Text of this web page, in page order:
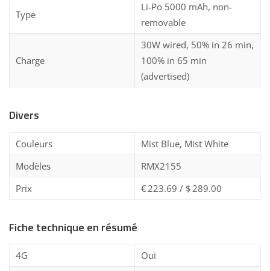
Type
Li-Po 5000 mAh, non-
removable
Charge
30W wired, 50% in 26 min,
100% in 65 min
(advertised)
Divers
Couleurs
Mist Blue, Mist White
Modèles
RMX2155
Prix
€ 223.69 / $ 289.00
Fiche technique en résumé
4G Oui